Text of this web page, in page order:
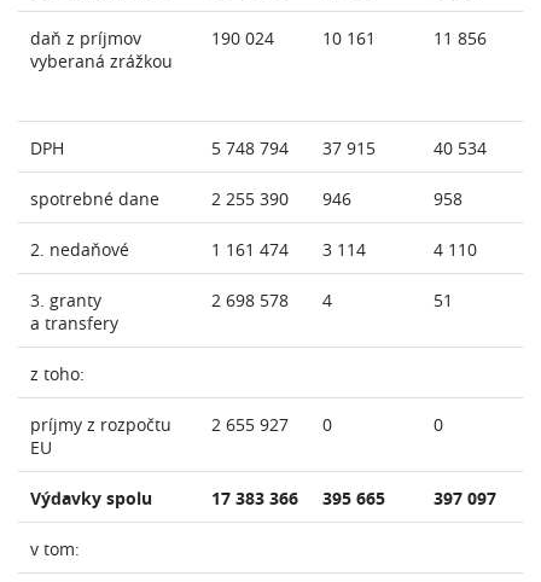
daň z príjmov
vyberaná zrážkou
190 024 10 161 11 856
DPH 5 748 794 37 915 40 534
spotrebné dane 2 255 390 946 958
2. nedaňové 1 161 474 3 114 4 110
3. granty
a transfery
2 698 578 4 51
z toho:
príjmy z rozpočtu
EU
2 655 927 0 0
Výdavky spolu 17 383 366 395 665 397 097
v tom: